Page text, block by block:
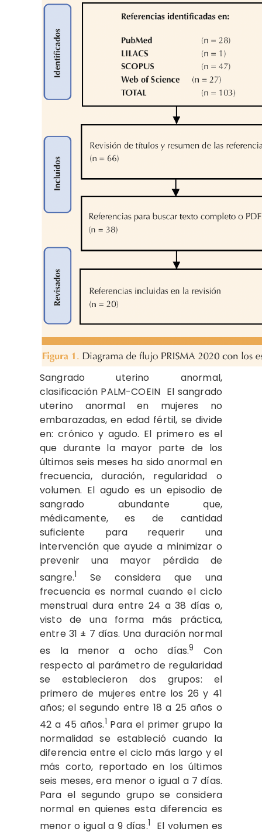
Sangrado uterino anormal,
clasificación PALM-COEIN El sangrado
uterino anormal en mujeres no
embarazadas, en edad fértil, se divide
en: crónico y agudo. El primero es el
que durante la mayor parte de los
últimos seis meses ha sido anormal en
frecuencia, duración, regularidad o
volumen. El agudo es un episodio de
sangrado abundante que,
médicamente, es de cantidad
suficiente para requerir una
intervención que ayude a minimizar o
prevenir una mayor pérdida de
sangre.1
Se considera que una
frecuencia es normal cuando el ciclo
menstrual dura entre 24 a 38 días o,
visto de una forma más práctica,
entre 31 ± 7 días. Una duración normal
es la menor a ocho días.9
Con
respecto al parámetro de regularidad
se establecieron dos grupos: el
primero de mujeres entre los 26 y 41
años; el segundo entre 18 a 25 años o
42 a 45 años.1 Para el primer grupo la
normalidad se estableció cuando la
diferencia entre el ciclo más largo y el
más corto, reportado en los últimos
seis meses, era menor o igual a 7 días.
Para el segundo grupo se considera
normal en quienes esta diferencia es
menor o igual a 9 días.1 El volumen es